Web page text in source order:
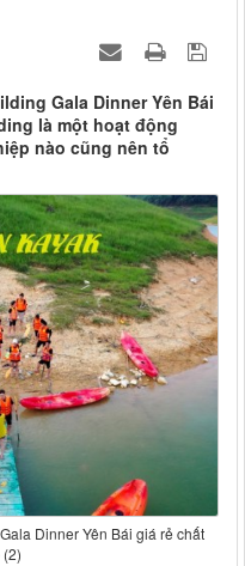
Gala Dinner Yên Bái
là một hoạt động
nào cũng nên tổ
Dinner Yên Bái giá rẻ chất